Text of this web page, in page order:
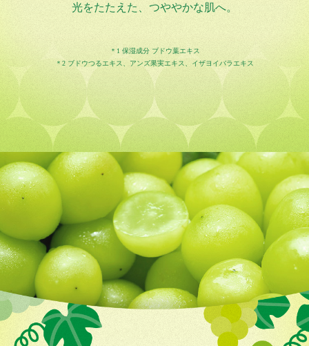
光をたたえた、つややかな肌へ。
＊1 保湿成分 ブドウ葉エキス
＊2 ブドウつるエキス、アンズ果実エキス、イザヨイバラエキス